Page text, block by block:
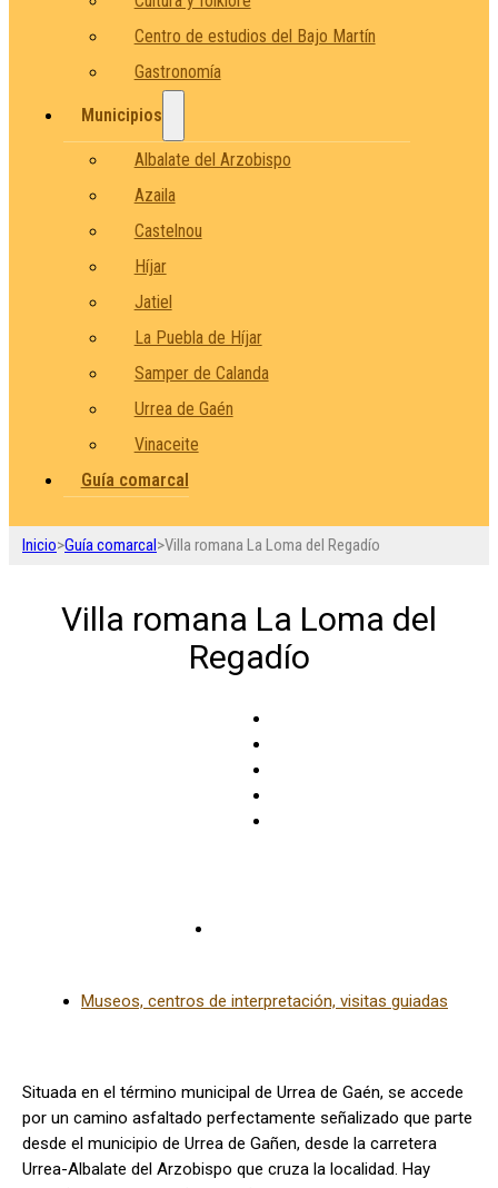
Centro de estudios del Bajo Martín
Gastronomía
Municipios
Albalate del Arzobispo
Azaila
Castelnou
Híjar
Jatiel
La Puebla de Híjar
Samper de Calanda
Urrea de Gaén
Vinaceite
Guía comarcal
Inicio>Guía comarcal>Villa romana La Loma del Regadío
Villa romana La Loma del
Regadío
Museos, centros de interpretación, visitas guiadas
Situada en el término municipal de Urrea de Gaén, se accede
por un camino asfaltado perfectamente señalizado que parte
desde el municipio de Urrea de Gañen, desde la carretera
Urrea-Albalate del Arzobispo que cruza la localidad. Hay